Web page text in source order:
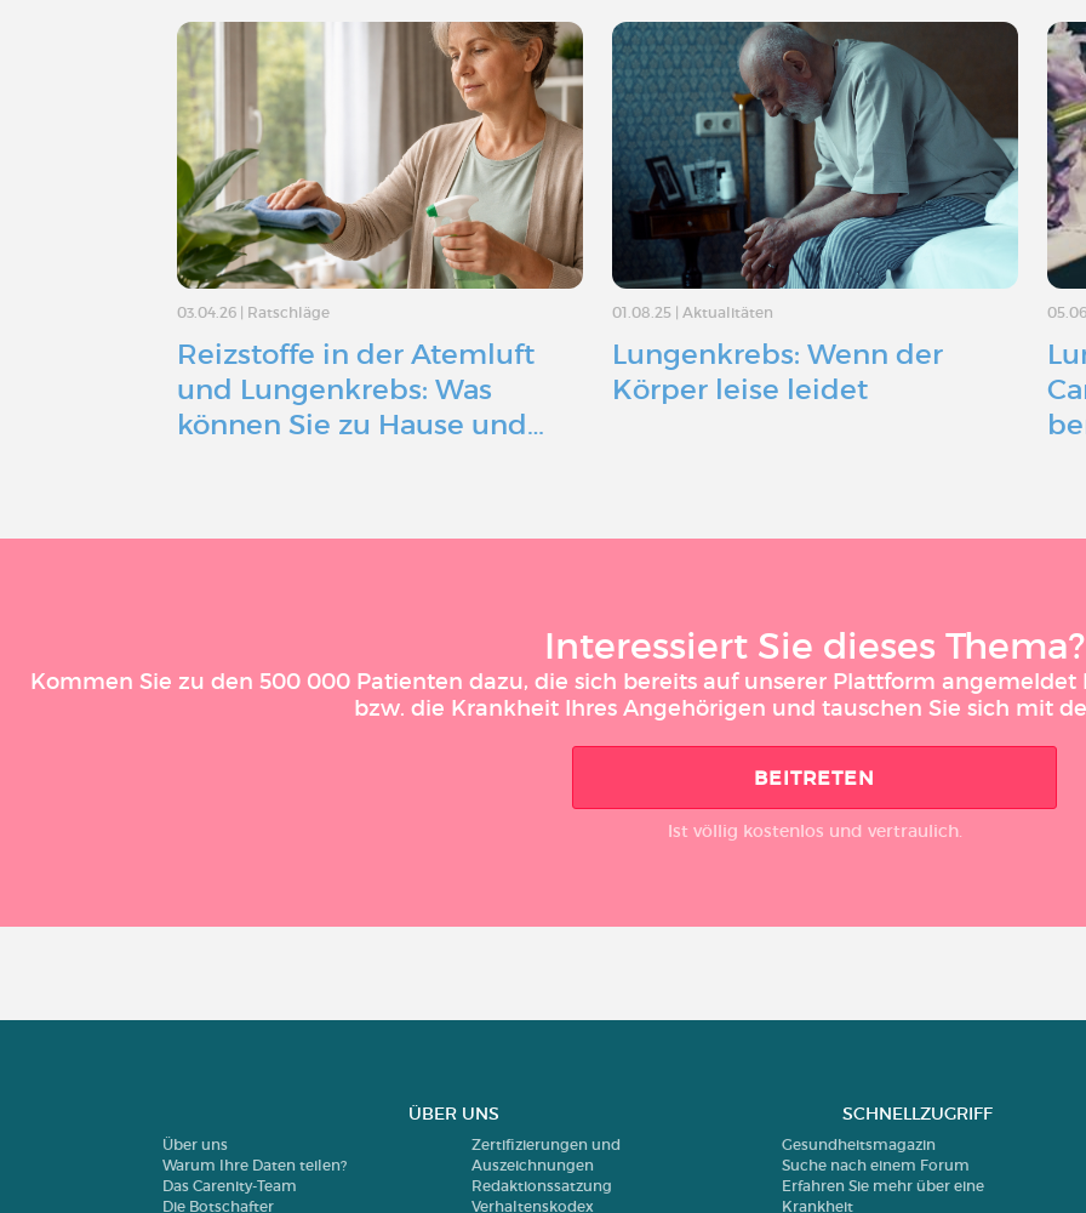
03.04.26 Ratschläge
Reizstoffe in der Atemluft
und Lungenkrebs: Was
können Sie zu Hause und…
01.08.25 |Aktualitäten
Lungenkrebs: Wenn der
Körper leise leidet
Interessiert Sie dieses Thema?
Kommen Sie zu den 500 000 Patienten dazu, die sich bereits auf unserer Plattform
bzw. die Krankheit Ihres Angehörigen und tauschen Sie sich mit
BEITRETEN
Ist völlig kostenlos und vertraulich.
ÜBER UNS
Über uns
Warum Ihre Daten teilen?
Das Carenity-Team
Die Botschafter
Zertifizierungen und
Auszeichnungen
Redaktionssatzung
Verhaltenskodex
SCHNELLZUGRIFF
Gesundheitsmagazin
Suche nach einem Forum
Erfahren Sie mehr über eine
Krankheit